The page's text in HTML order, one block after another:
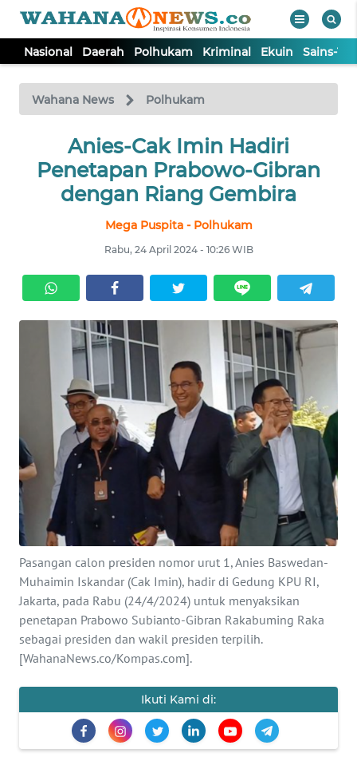
Nasional Daerah Polhukam Kriminal Ekuin Sains-
Wahana News Polhukam
Anies-Cak Imin Hadiri
Penetapan Prabowo-Gibran
dengan Riang Gembira
Mega Puspita - Polhukam
Rabu, 24 April 2024 - 10:26 WIB
Pasangan calon presiden nomor urut 1, Anies Baswedan-
Muhaimin Iskandar (Cak Imin), hadir di Gedung KPU RI,
Jakarta, pada Rabu (24/4/2024) untuk menyaksikan
penetapan Prabowo Subianto-Gibran Rakabuming Raka
sebagai presiden dan wakil presiden terpilih.
[WahanaNews.co/Kompas.com].
Ikuti Kami di:
TV
Tutup
NASIONAL
DAERAH
KRIMINAL
EKUIN
SAINS-TEKNO
KESEHATAN
INTERNASIONAL
SERBA-SERBI
PENDIDIKAN
OLAHRAGA
OPINI